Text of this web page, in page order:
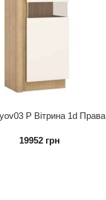
P Вітрина 1d Права
19952 грн